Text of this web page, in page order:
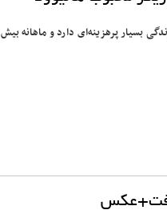
بسیار پرهزینه‌ای دارد و ماهانه بیش
رفت+عکس